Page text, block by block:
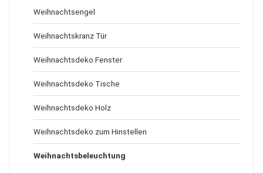
Weihnachtsengel
Weihnachtskranz Tür
Weihnachtsdeko Fenster
Weihnachtsdeko Tische
Weihnachtsdeko Holz
Weihnachtsdeko zum Hinstellen
Weihnachtsbeleuchtung